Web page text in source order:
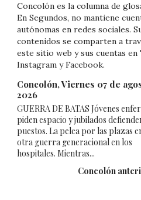
Concolón es la columna de
En Segundos, no mantiene
autónomas en redes sociales.
contenidos se comparten a
este sitio web y sus cuentas en
Instagram y Facebook.
Concolón, Viernes 07 de
2026
GUERRA DE BATAS Jóvenes
piden espacio y jubilados
puestos. La pelea por las plazas
otra guerra generacional en los
hospitales. Mientras...
Concolón